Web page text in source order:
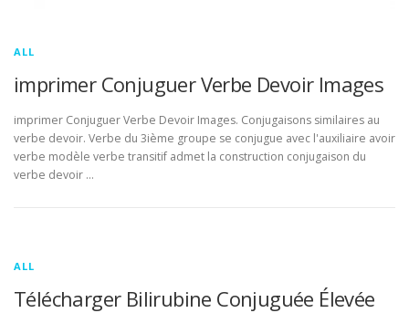
ALL
imprimer Conjuguer Verbe Devoir Images
imprimer Conjuguer Verbe Devoir Images. Conjugaisons similaires au
verbe devoir. Verbe du 3ième groupe se conjugue avec l'auxiliaire avoir
verbe modèle verbe transitif admet la construction conjugaison du
verbe devoir …
ALL
Télécharger Bilirubine Conjuguée Élevée